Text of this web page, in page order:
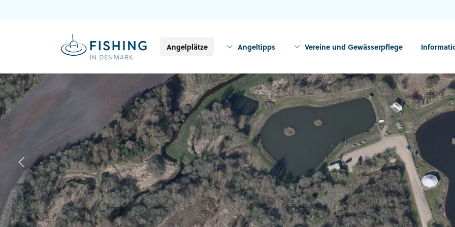
Angelplätze Angeltipps Vereine und Gewässerpflege
Previous